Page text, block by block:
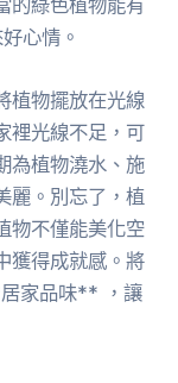
心情。
植物擺放在光線
裡光線不足，可
為植物澆水、施
麗。別忘了，植
物不僅能美化空
獲得成就感。將
家品味** ，讓